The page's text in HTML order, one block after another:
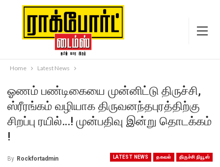
Home Latest News
ஓணம் பண்டிகையை முன்னிட்டு திருச்சி,
ஸ்ரீரங்கம் வழியாக திருவனந்தபுரத்திற்கு
சிறப்பு ரயில்…! முன்பதிவு இன்று தொடக்கம்
!
LATEST NEWS தகவல் திருச்சி நியூஸ்
By Rockfortadmin